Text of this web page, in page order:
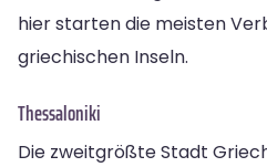
hier starten die meisten
griechischen Inseln.
Thessaloniki
Die zweitgrößte Stadt